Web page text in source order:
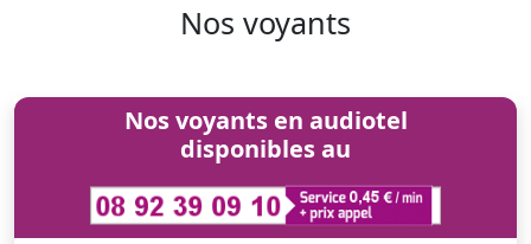
Nos voyants
Nos voyants en audiotel
disponibles au